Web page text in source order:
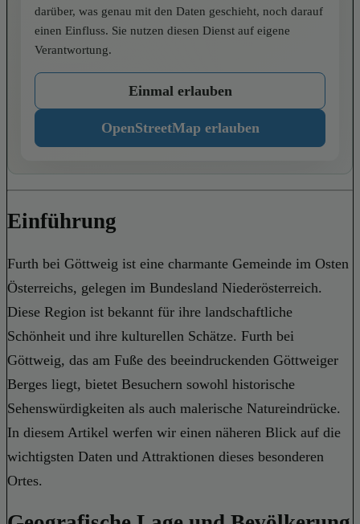
darüber, was genau mit den Daten geschieht, noch darauf
einen Einfluss. Sie nutzen diesen Dienst auf eigene
Verantwortung.
Einmal erlauben
OpenStreetMap erlauben
Einführung
Furth bei Göttweig ist eine charmante Gemeinde im Osten
Österreichs, gelegen im Bundesland Niederösterreich.
Diese Region ist bekannt für ihre landschaftliche
Schönheit und ihre kulturellen Schätze. Furth bei
Göttweig, das am Fuße des beeindruckenden Göttweiger
Berges liegt, bietet Besuchern sowohl historische
Sehenswürdigkeiten als auch malerische Natureindrücke.
In diesem Artikel werfen wir einen näheren Blick auf die
wichtigsten Daten und Attraktionen dieses besonderen
Ortes.